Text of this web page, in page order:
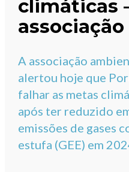
climáticas
A associação
alertou hoje que
falhar as metas
após ter reduzido
emissões de gases
estufa (GEE) em